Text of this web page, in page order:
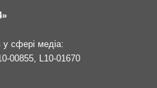
у сфері медіа:
00855, L10-01670